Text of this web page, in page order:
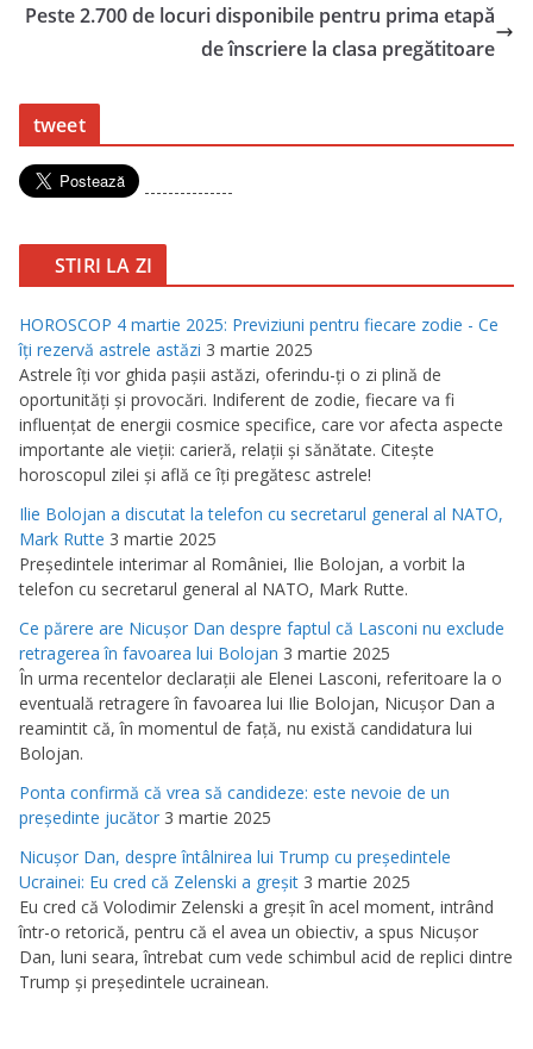
Peste 2.700 de locuri disponibile pentru prima etapă
de înscriere la clasa pregătitoare
tweet
---------------
STIRI LA ZI
HOROSCOP 4 martie 2025: Previziuni pentru fiecare zodie - Ce
îţi rezervă astrele astăzi 3 martie 2025
Astrele îţi vor ghida paşii astăzi, oferindu-ţi o zi plină de
oportunităţi şi provocări. Indiferent de zodie, fiecare va fi
influenţat de energii cosmice specifice, care vor afecta aspecte
importante ale vieţii: carieră, relaţii şi sănătate. Citeşte
horoscopul zilei şi află ce îţi pregătesc astrele!
Ilie Bolojan a discutat la telefon cu secretarul general al NATO,
Mark Rutte 3 martie 2025
Preşedintele interimar al României, Ilie Bolojan, a vorbit la
telefon cu secretarul general al NATO, Mark Rutte.
Ce părere are Nicuşor Dan despre faptul că Lasconi nu exclude
retragerea în favoarea lui Bolojan 3 martie 2025
În urma recentelor declaraţii ale Elenei Lasconi, referitoare la o
eventuală retragere în favoarea lui Ilie Bolojan, Nicuşor Dan a
reamintit că, în momentul de faţă, nu există candidatura lui
Bolojan.
Ponta confirmă că vrea să candideze: este nevoie de un
preşedinte jucător 3 martie 2025
Nicuşor Dan, despre întâlnirea lui Trump cu preşedintele
Ucrainei: Eu cred că Zelenski a greşit 3 martie 2025
Eu cred că Volodimir Zelenski a greşit în acel moment, intrând
într-o retorică, pentru că el avea un obiectiv, a spus Nicuşor
Dan, luni seara, întrebat cum vede schimbul acid de replici dintre
Trump şi preşedintele ucrainean.